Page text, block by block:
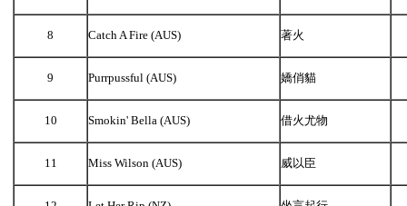
8 Catch A Fire (AUS) 著火
9 Purrpussful (AUS) 嬌俏貓
10 Smokin' Bella (AUS) 借火尤物
11 Miss Wilson (AUS) 威以臣